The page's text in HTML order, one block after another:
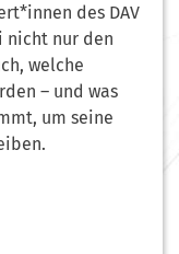
des DAV
nicht nur den
welche
– und was
um seine